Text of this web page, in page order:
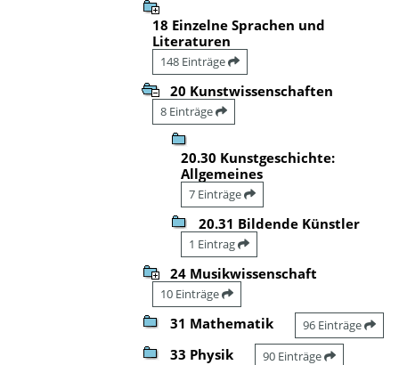
18 Einzelne Sprachen und
Literaturen
148 Einträge
20 Kunstwissenschaften
8 Einträge
20.30 Kunstgeschichte:
Allgemeines
7 Einträge
20.31 Bildende Künstler
1 Eintrag
24 Musikwissenschaft
10 Einträge
31 Mathematik 96 Einträge
33 Physik 90 Einträge